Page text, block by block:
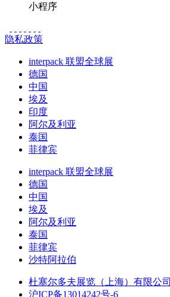
小程序
隐私政策
interpack 联盟全球展
德国
中国
埃及
印度
阿尔及利亚
泰国
菲律宾
interpack 联盟全球展
德国
中国
埃及
阿尔及利亚
泰国
菲律宾
沙特阿拉伯
杜塞尔多夫展览（上海）有限公司
沪ICP备13014242号-6